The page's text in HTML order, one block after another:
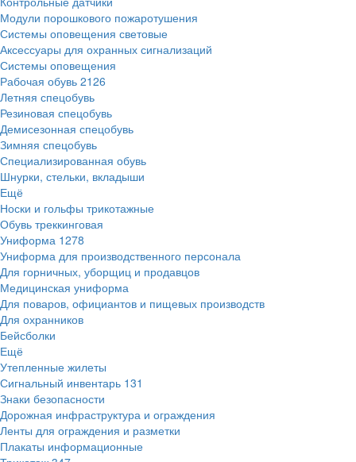
Модули порошкового пожаротушения
Системы оповещения световые
Аксессуары для охранных сигнализаций
Системы оповещения
Рабочая обувь 2126
Летняя спецобувь
Резиновая спецобувь
Демисезонная спецобувь
Зимняя спецобувь
Специализированная обувь
Шнурки, стельки, вкладыши
Ещё
Носки и гольфы трикотажные
Обувь треккинговая
Униформа 1278
Униформа для производственного персонала
Для горничных, уборщиц и продавцов
Медицинская униформа
Для поваров, официантов и пищевых производств
Для охранников
Бейсболки
Ещё
Утепленные жилеты
Сигнальный инвентарь 131
Знаки безопасности
Дорожная инфраструктура и ограждения
Ленты для ограждения и разметки
Плакаты информационные